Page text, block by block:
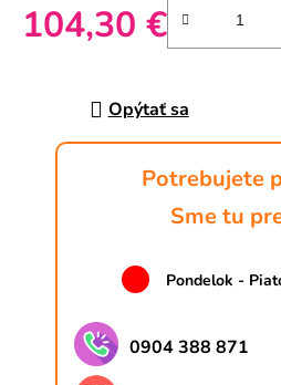
104,30 €
Opýtať sa
Potrebujete
Sme tu
Pondelok -
0904 388 871